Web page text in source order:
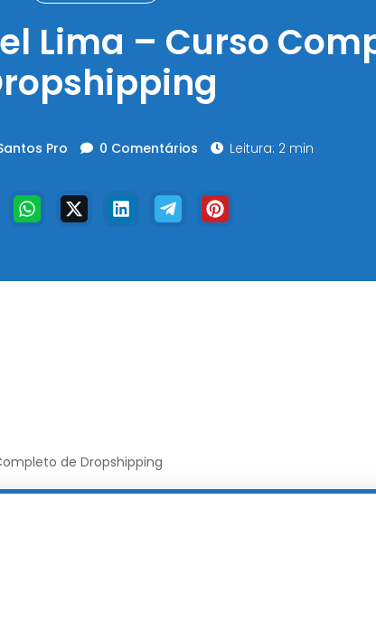
Lima – Curso
Pro 0 Comentários Leitura: 2 min
de Dropshipping